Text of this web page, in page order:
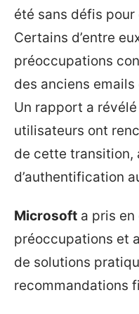
été sans défis pour
Certains d’entre
préoccupations
des anciens
Un rapport a révélé
utilisateurs ont
de cette
d’authentification
Microsoft a pris
préoccupations et
de solutions
recommandations